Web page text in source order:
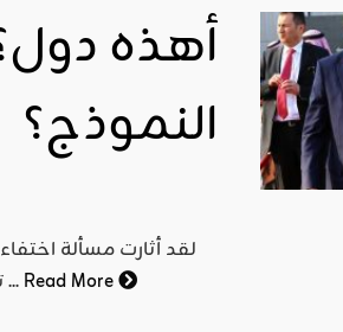
أهذه
النموذج؟
لقد أثارت مسألة
تعذيبه وقتله فيها الرأي العام بعدما أثارت وسائل إعلام معينة القضية ...Read More